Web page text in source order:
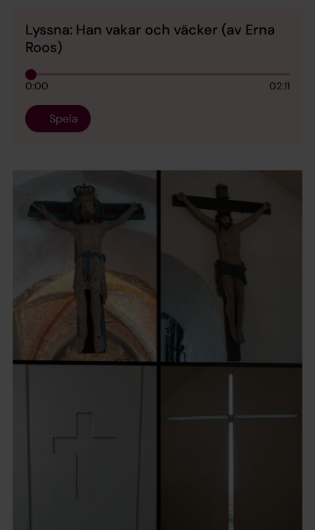
Lyssna: Han vakar och väcker (av Erna
Roos)
0:00 02:11
Spela